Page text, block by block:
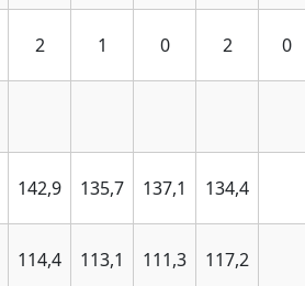
2 1 0 2 0
142,9 135,7 137,1 134,4
114,4 113,1 111,3 117,2